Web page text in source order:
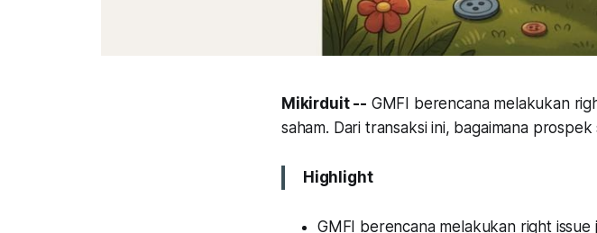
Mikirduit -- GMFI berencana melakukan
saham. Dari transaksi ini, bagaimana
Highlight
GMFI berencana melakukan right